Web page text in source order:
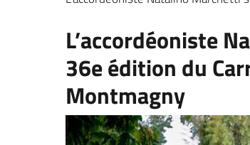
L’accordéoniste
36e édition du
Montmagny